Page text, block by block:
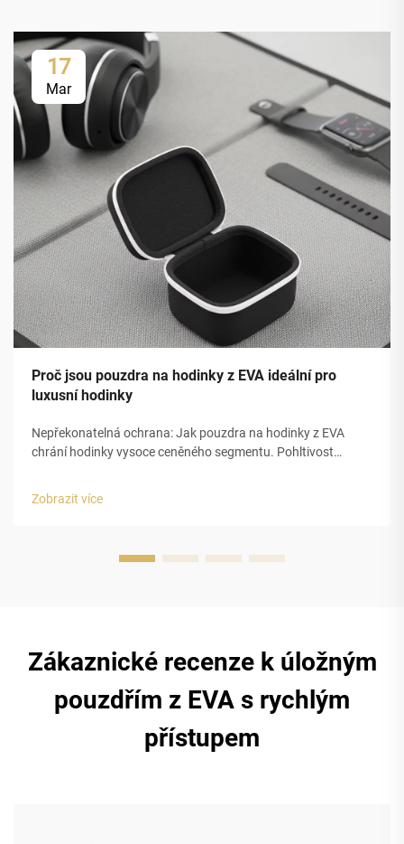
17
Mar
Proč jsou pouzdra na hodinky z EVA ideální pro
luxusní hodinky
Nepřekonatelná ochrana: Jak pouzdra na hodinky z EVA
chrání hodinky vysoce ceněného segmentu. Pohltivost
buňkou. Uzavřená buněčná struktura pěny z
Zobrazit více
Zákaznické recenze k úložným
pouzdřím z EVA s rychlým
přístupem